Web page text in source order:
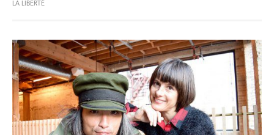
LA LIBERTÉ